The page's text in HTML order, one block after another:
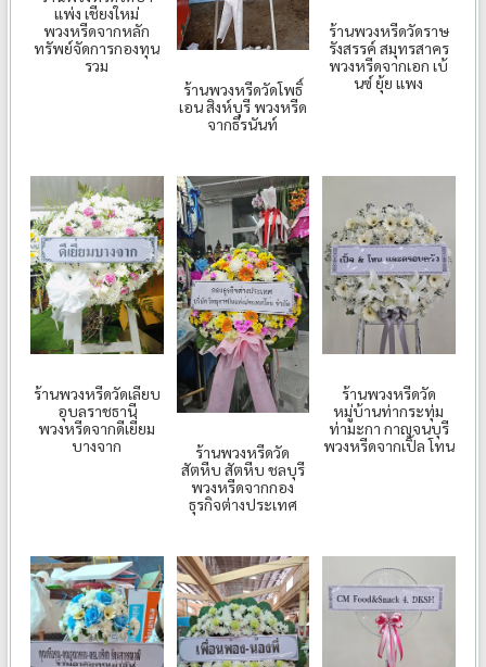
แพ่ง เชียงใหม่
พวงหรีดจากหลัก
ทรัพย์จัดการกองทุน
รวม
ร้านพวงหรีดวัดโพธิ์
เอน สิงห์บุรี พวงหรีด
จากธีรนันท์
ร้านพวงหรีดวัดราษ
รังสรรค์ สมุทรสาคร
พวงหรีดจากเอก เบ้
นซ์ ยุ้ย แพง
ร้านพวงหรีดวัดเลียบ
อุบลราชธานี
พวงหรีดจากดีเยี่ยม
บางจาก
ร้านพวงหรีดวัด
สัตหีบ สัตหีบ ชลบุรี
พวงหรีดจากกอง
ธุรกิจต่างประเทศ
ร้านพวงหรีดวัด
หมู่บ้านท่ากระทุ่ม
ท่ามะกา กาญจนบุรี
พวงหรีดจากเปิ้ล โทน